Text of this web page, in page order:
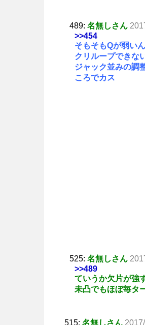
489: 名無しさん
>>454
そもそもQが弱い
クリループできな
ジャック並みの調
ころでカス
525: 名無しさん
>>489
ていうか欠片が強
未凸でもほぼ毎タ
515: 名無しさん